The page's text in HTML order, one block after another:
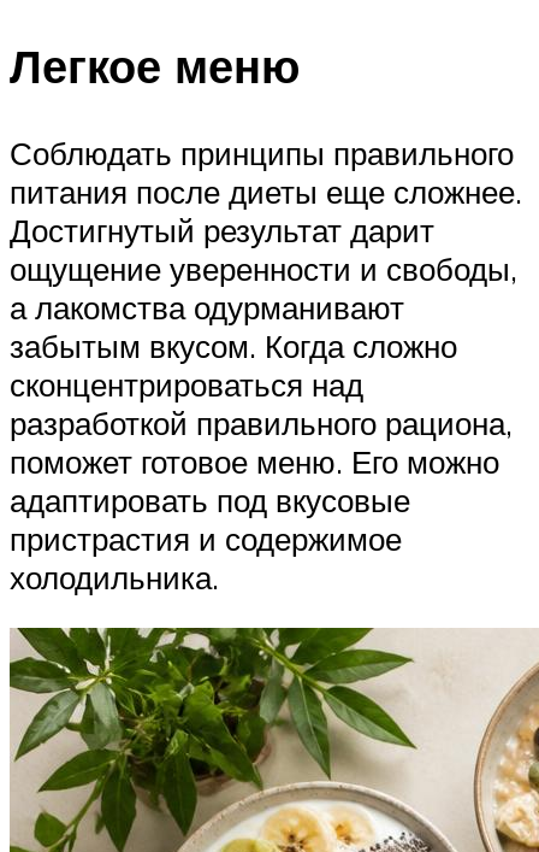
Легкое меню
Соблюдать принципы правильного
питания после диеты еще сложнее.
Достигнутый результат дарит
ощущение уверенности и свободы,
а лакомства одурманивают
забытым вкусом. Когда сложно
сконцентрироваться над
разработкой правильного рациона,
поможет готовое меню. Его можно
адаптировать под вкусовые
пристрастия и содержимое
холодильника.